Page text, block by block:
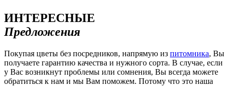
ИНТЕРЕСНЫЕ
Предложения
Покупая цветы без посредников, напрямую из питомника, Вы
получаете гарантию качества и нужного сорта. В случае, если
у Вас возникнут проблемы или сомнения, Вы всегда можете
обратиться к нам и мы Вам поможем. Потому что это наша